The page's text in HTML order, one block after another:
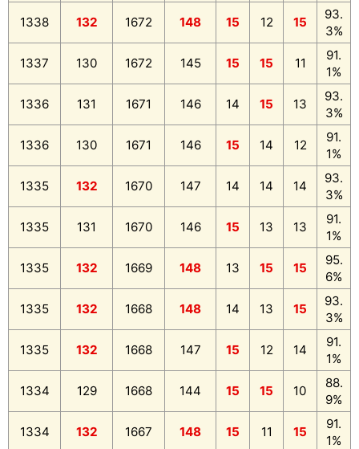
1338 132 1672 148 15 12 15
93.
3%
1337 130 1672 145 15 15 11
91.
1%
1336 131 1671 146 14 15 13
93.
3%
1336 130 1671 146 15 14 12
91.
1%
1335 132 1670 147 14 14 14
93.
3%
1335 131 1670 146 15 13 13
91.
1%
1335 132 1669 148 13 15 15
95.
6%
1335 132 1668 148 14 13 15
93.
3%
1335 132 1668 147 15 12 14
91.
1%
1334 129 1668 144 15 15 10
88.
9%
1334 132 1667 148 15 11 15
91.
1%